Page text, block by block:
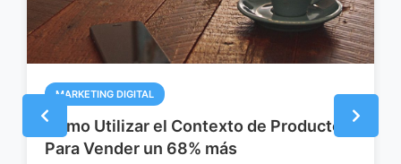
MARKETING DIGITAL
Cómo Utilizar el Contexto de Producto
Para Vender un 68% más